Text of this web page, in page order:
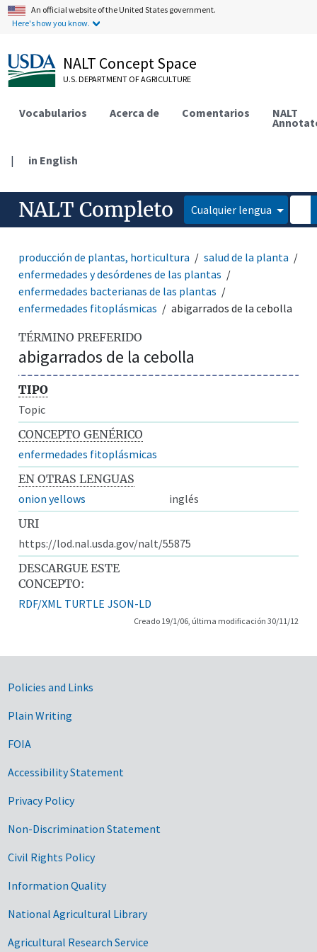
An official website of the United States government.
Here's how you know.
NALT Concept Space
U.S. DEPARTMENT OF AGRICULTURE
Vocabularios Acerca de Comentarios NALT
| in English
NALT Completo Cualquier lengua
producción de plantas, horticultura
salud de la planta
enfermedades y desórdenes de las plantas
enfermedades bacterianas de las plantas
enfermedades fitoplásmicas
abigarrados de la cebolla
TÉRMINO PREFERIDO
abigarrados de la cebolla
TIPO
Topic
CONCEPTO GENÉRICO
enfermedades fitoplásmicas
EN OTRAS LENGUAS
onion yellows
inglés
URI
https://lod.nal.usda.gov/nalt/55875
DESCARGUE ESTE
CONCEPTO:
RDF/XML TURTLE JSON-LD
Creado 19/1/06, última modificación 30/11/12
Government Links
Policies and Links
Plain Writing
FOIA
Accessibility Statement
Privacy Policy
Non-Discrimination Statement
Civil Rights Policy
Information Quality
National Agricultural Library
Agricultural Research Service